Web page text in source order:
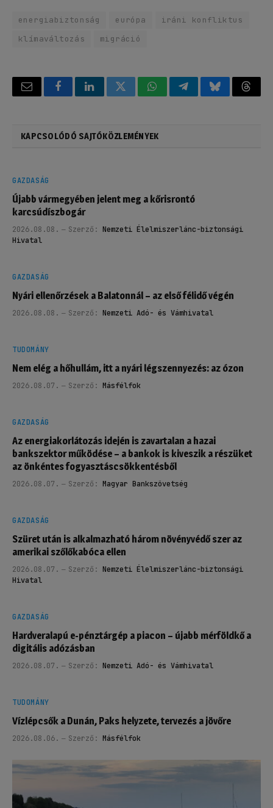
energiabiztonság európa
iráni konfliktus
klímaváltozás
migráció
Email FacebookLinkedInTwitterWhatsAppTelegramBluesky
KAPCSOLÓDÓ SAJTÓKÖZLEMÉNYEK
GAZDASÁG
Újabb vármegyében jelent meg a kőrisrontó
karcsúdíszbogár
2026.08.08. Szerző: Nemzeti Élelmiszerlánc-biztonsági
Hivatal
GAZDASÁG
Nyári ellenőrzések a Balatonnál – az első félidő végén
2026.08.08. Szerző: Nemzeti Adó- és Vámhivatal
TUDOMÁNY
Nem elég a hőhullám, itt a nyári légszennyezés: az ózon
2026.08.07. Szerző: Másfélfok
GAZDASÁG
Az energiakorlátozás idején is zavartalan a hazai
bankszektor működése – a bankok is kiveszik a részüket
az önkéntes fogyasztáscsökkentésből
2026.08.07. Szerző: Magyar Bankszövetség
GAZDASÁG
Szüret után is alkalmazható három növényvédő szer az
amerikai szőlőkabóca ellen
2026.08.07. Szerző: Nemzeti Élelmiszerlánc-biztonsági
Hivatal
GAZDASÁG
Hardveralapú e-pénztárgép a piacon – újabb mérföldkő a
digitális adózásban
2026.08.07. Szerző: Nemzeti Adó- és Vámhivatal
TUDOMÁNY
Vízlépcsők a Dunán, Paks helyzete, tervezés a jövőre
2026.08.06. Szerző: Másfélfok